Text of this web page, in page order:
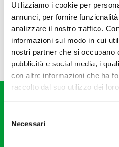
Utilizziamo i cookie per
annunci, per fornire
analizzare il nostro traffico.
informazioni sul modo in cui
nostri partner che si occupano
pubblicità e social media, i
con altre informazioni che ha
raccolto dal suo utilizzo dei
delNecessari